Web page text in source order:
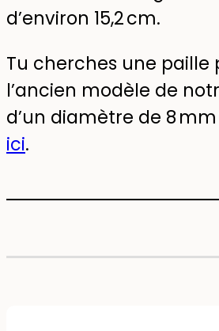
d’environ 15,2 cm.
Tu cherches une paille
l’ancien modèle de
d’un diamètre de 8 mm
ici.